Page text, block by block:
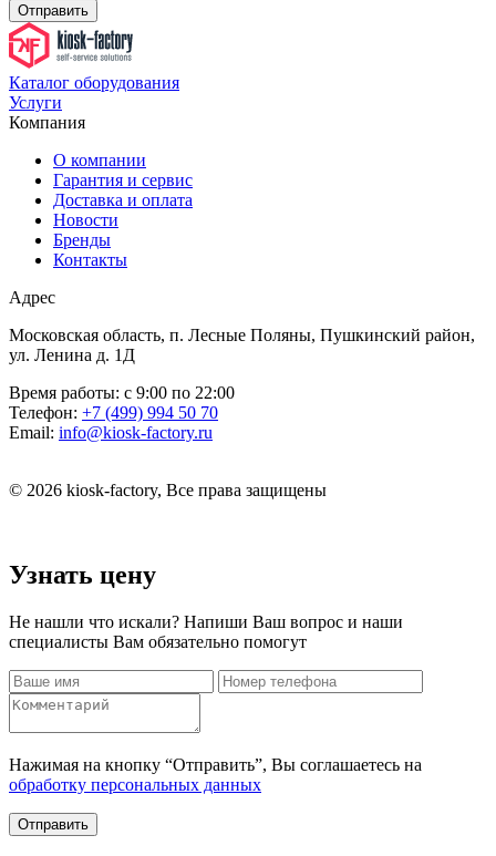
Отправить
Каталог оборудования
Услуги
Компания
О компании
Гарантия и сервис
Доставка и оплата
Новости
Бренды
Контакты
Адрес
Московская область, п. Лесные Поляны, Пушкинский район,
ул. Ленина д. 1Д
Время работы: с 9:00 по 22:00
Телефон: +7 (499) 994 50 70
Email: info@kiosk-factory.ru
© 2026 kiosk-factory, Все права защищены
Узнать цену
Не нашли что искали? Напиши Ваш вопрос и наши
специалисты Вам обязательно помогут
Нажимая на кнопку “Отправить”, Вы соглашаетесь на
обработку персональных данных
Отправить